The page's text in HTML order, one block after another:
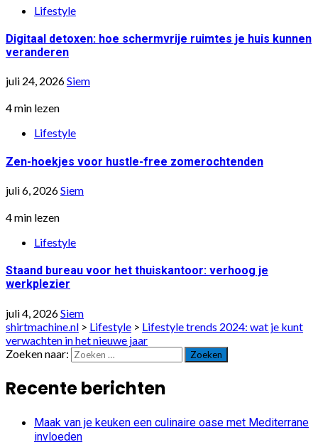
Lifestyle
Digitaal detoxen: hoe schermvrije ruimtes je huis kunnen
veranderen
juli 24, 2026Siem
4 min lezen
Lifestyle
Zen-hoekjes voor hustle-free zomerochtenden
juli 6, 2026Siem
4 min lezen
Lifestyle
Staand bureau voor het thuiskantoor: verhoog je
werkplezier
juli 4, 2026Siem
shirtmachine.nl > Lifestyle > Lifestyle trends 2024: wat je kunt
verwachten in het nieuwe jaar
Zoeken naar:
Recente berichten
Maak van je keuken een culinaire oase met Mediterrane
invloeden